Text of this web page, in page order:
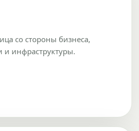
со стороны бизнеса,
инфраструктуры.